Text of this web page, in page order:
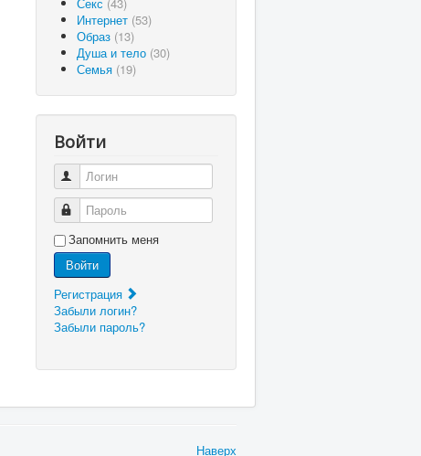
Интернет (53)
Образ (13)
Душа и тело (30)
Семья (19)
Войти
Логин
Пароль
Запомнить меня
Войти
Регистрация
Забыли логин?
Забыли пароль?
Наверх